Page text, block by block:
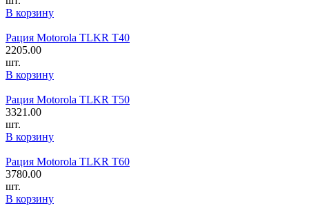
В корзину
Рация Motorola TLKR T40
2205.00
шт.
В корзину
Рация Motorola TLKR T50
3321.00
шт.
В корзину
Рация Motorola TLKR T60
3780.00
шт.
В корзину